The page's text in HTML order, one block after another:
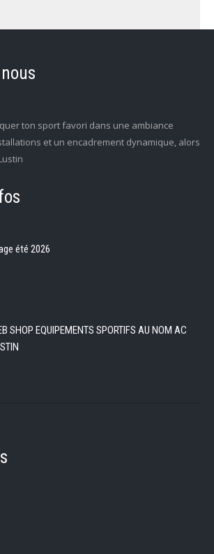
ton sport favori dans une ambiance
et un encadrement dynamique, alors
été 2026
SHOP EQUIPEMENTS SPORTIFS AU NOM AC